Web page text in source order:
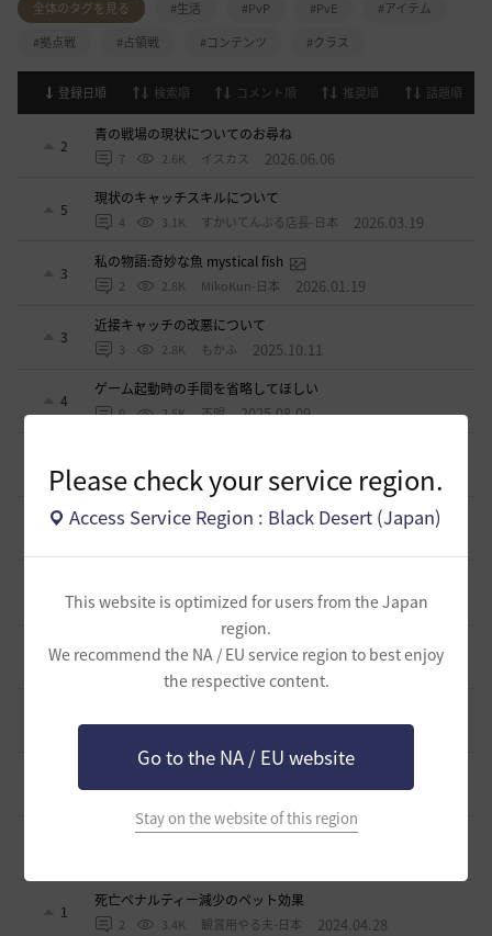
Please check your service region.
Access Service Region : Black Desert (Japan)
This website is optimized for users from the Japan
region.
We recommend the NA / EU service region to best enjoy
the respective content.
Go to the NA / EU website
Stay on the website of this region
全体のタグを見る #生活 #PvP #PvE
#アイテム
#拠点戦
#占領戦 #コンテンツ #クラス
登録日順 検索順 コメント順 推奨順 話題順
2
青の戦場の現状についてのお尋ね
7 2.6K イスカス 2026.06.06
5
現状のキャッチスキルについて
4 3.1K すかいてんぷる店長-日本 2026.03.19
3
私の物語:奇妙な魚 mystical fish
2 2.8K MikoKun-日本 2026.01.19
3
近接キャッチの改悪について
3 2.8K もかふ 2025.10.11
4
ゲーム起動時の手間を省略してほしい
0 2.5K 不明 2025.08.09
15
2 3K mmbo 2025.04.29
15
生活用の補助道具について
1
2 3.3K たんくす-日本 2025.03.20
0
アグリスの熱気の様なカプラス用の熱気も欲しい
不明
闇の精霊の怒り200％のCTについて
1 3.2K エンカ-日本 2024.06.17
スキルジャンプと空中攻撃スキルの設置案
1
死亡ペナルティー減少のペット効果
2 3.4K 観賞用やる夫-日本 2024.04.28